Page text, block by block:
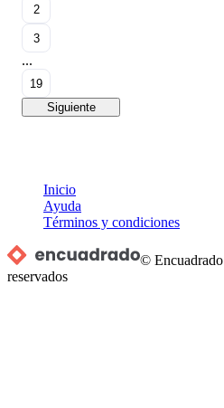
2
3
...
19
Siguiente
Inicio
Ayuda
Términos y condiciones
© Encuadrado
reservados